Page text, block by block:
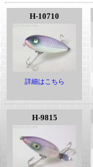
H-10710
詳細はこちら
H-9815